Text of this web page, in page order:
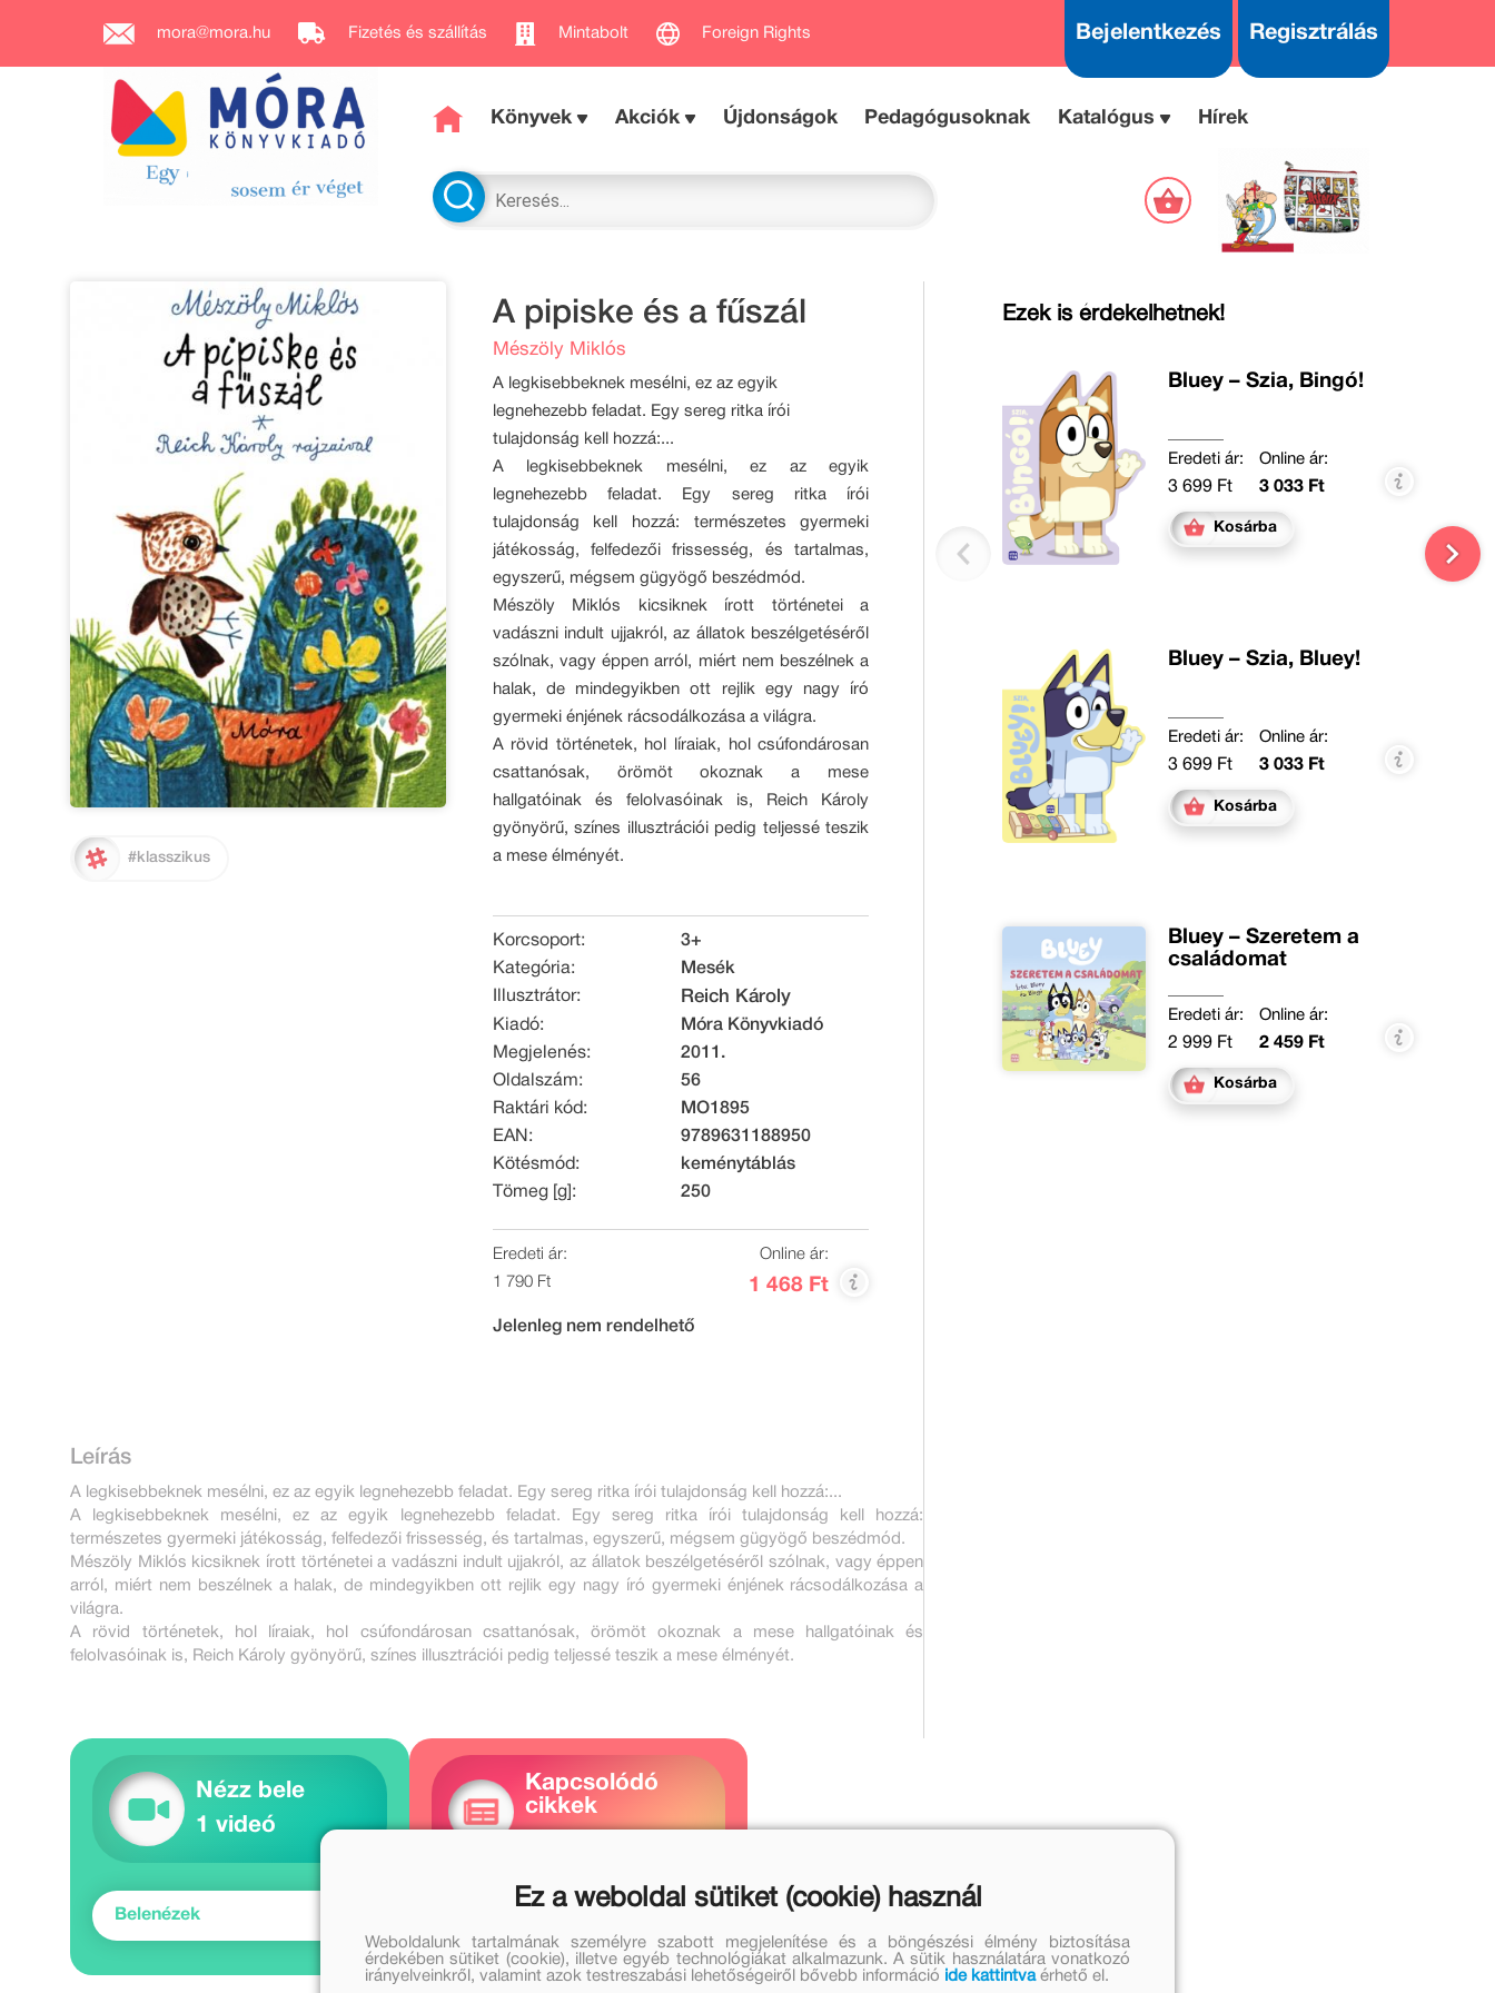
mora@mora.hu Fizetés és szállítás Mintabolt Foreign Rights Bejelentkezés Regisztrálás
Könyvek Akciók Újdonságok Pedagógusoknak Katalógus Hírek
#klasszikus
A pipiske és a fűszál
Mészöly Miklós
A legkisebbeknek mesélni, ez az egyik
legnehezebb feladat. Egy sereg ritka írói
tulajdonság kell hozzá:...
A legkisebbeknek mesélni, ez az egyik
legnehezebb feladat. Egy sereg ritka írói
tulajdonság kell hozzá: természetes gyermeki
játékosság, felfedezői frissesség, és tartalmas,
egyszerű, mégsem gügyögő beszédmód.
Mészöly Miklós kicsiknek írott történetei a
vadászni indult ujjakról, az állatok beszélgetéséről
szólnak, vagy éppen arról, miért nem beszélnek a
halak, de mindegyikben ott rejlik egy nagy író
gyermeki énjének rácsodálkozása a világra.
A rövid történetek, hol líraiak, hol csúfondárosan
csattanósak, örömöt okoznak a mese
hallgatóinak és felolvasóinak is, Reich Károly
gyönyörű, színes illusztrációi pedig teljessé teszik
a mese élményét.
Korcsoport:
3+
Kategória:
Mesék
Illusztrátor:
Reich Károly
Kiadó:
Móra Könyvkiadó
Megjelenés:
2011.
Oldalszám:
56
Raktári kód:
MO1895
EAN:
9789631188950
Kötésmód:
keménytáblás
Tömeg [g]:
250
Eredeti ár:
1 790 Ft
Online ár:
1 468 Ft
Jelenleg nem rendelhető
Leírás
A legkisebbeknek mesélni, ez az egyik legnehezebb feladat. Egy sereg ritka írói tulajdonság kell hozzá:...
A legkisebbeknek mesélni, ez az egyik legnehezebb feladat. Egy sereg ritka írói tulajdonság kell hozzá:
természetes gyermeki játékosság, felfedezői frissesség, és tartalmas, egyszerű, mégsem gügyögő beszédmód.
Mészöly Miklós kicsiknek írott történetei a vadászni indult ujjakról, az állatok beszélgetéséről szólnak, vagy éppen
arról, miért nem beszélnek a halak, de mindegyikben ott rejlik egy nagy író gyermeki énjének rácsodálkozása a
világra.
A rövid történetek, hol líraiak, hol csúfondárosan csattanósak, örömöt okoznak a mese hallgatóinak és
felolvasóinak is, Reich Károly gyönyörű, színes illusztrációi pedig teljessé teszik a mese élményét.
Ezek is érdekelhetnek!
Bluey – Szia, Bingó!
Eredeti ár:
3 699 Ft
Online ár:
3 033 Ft
Kosárba
Bluey – Szia, Bluey!
Eredeti ár:
3 699 Ft
Online ár:
3 033 Ft
Kosárba
Bluey – Szeretem a
családomat
Eredeti ár:
2 999 Ft
Online ár:
2 459 Ft
Kosárba
Nézz bele
1 videó
Belenézek
Kapcsolódó
cikkek
Ez a weboldal sütiket (cookie) használ
Weboldalunk tartalmának személyre szabott megjelenítése és a böngészési élmény biztosítása
érdekében sütiket (cookie), illetve egyéb technológiákat alkalmazunk. A sütik használatára vonatkozó
irányelveinkről, valamint azok testreszabási lehetőségeiről bővebb információ ide kattintvaérhető el.